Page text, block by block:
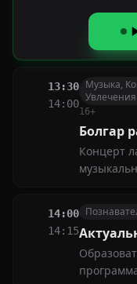
13:30
14:00
Музыка,
Увлечения
16+
Болгар
Концерт
14:00
14:15